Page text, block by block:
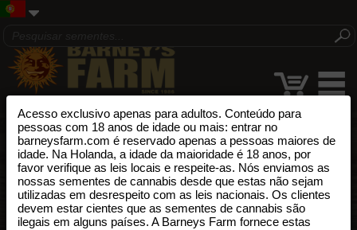
Acesso exclusivo apenas para adultos. Conteúdo para
pessoas com 18 anos de idade ou mais: entrar no
barneysfarm.com é reservado apenas a pessoas maiores de
idade. Na Holanda, a idade da maioridade é 18 anos, por
favor verifique as leis locais e respeite-as. Nós enviamos as
nossas sementes de cannabis desde que estas não sejam
utilizadas em desrespeito com as leis nacionais. Os clientes
devem estar cientes que as sementes de cannabis são
ilegais em alguns países. A Barneys Farm fornece estas